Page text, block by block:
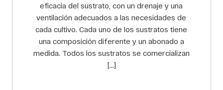
eficacia del sustrato, con un drenaje y una
ventilación adecuados a las necesidades de
cada cultivo. Cada uno de los sustratos tiene
una composición diferente y un abonado a
medida. Todos los sustratos se comercializan
[…]